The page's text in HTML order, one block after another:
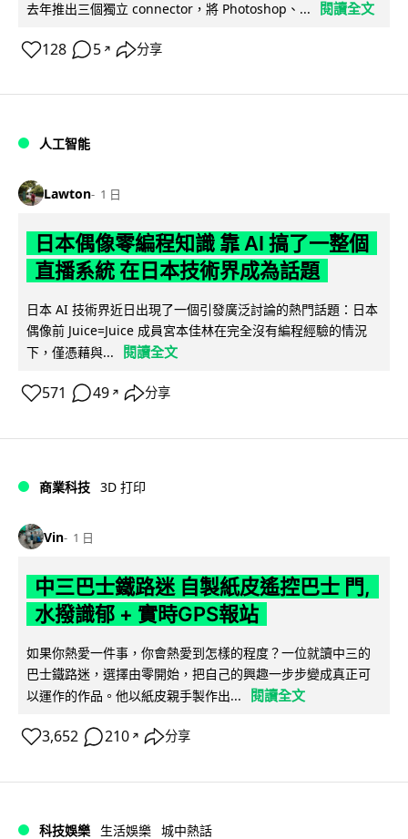
去年推出三個獨立 connector，將 Photoshop、... 閱讀全文
128 5 ↗ 分享
人工智能
Lawton 1 日
日本偶像零編程知識 靠 AI 搞了一整個
直播系統 在日本技術界成為話題
日本 AI 技術界近日出現了一個引發廣泛討論的熱門話題：日本
偶像前 Juice=Juice 成員宮本佳林在完全沒有編程經驗的情況
下，僅憑藉與...
閱讀全文
571 49 ↗ 分享
商業科技 3D 打印
Vin 1 日
中三巴士鐵路迷 自製紙皮遙控巴士 門,
水撥識郁 + 實時GPS報站
如果你熱愛一件事，你會熱愛到怎樣的程度？一位就讀中三的
巴士鐵路迷，選擇由零開始，把自己的興趣一步步變成真正可
以運作的作品。他以紙皮親手製作出...
閱讀全文
3,652 210 ↗ 分享
科技娛樂 生活娛樂 城中熱話